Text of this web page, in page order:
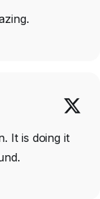
It is doing it